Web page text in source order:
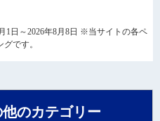
1日～2026年8月8日 ※当サイトの各ペ
です。
他のカテゴリー